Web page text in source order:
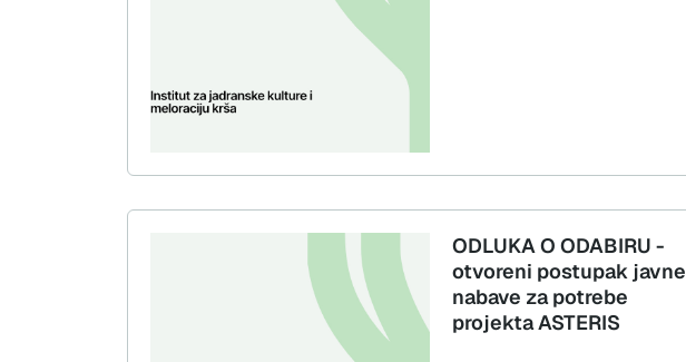
ODLUKA O ODABIRU -
otvoreni postupak javne
nabave za potrebe
projekta ASTERIS